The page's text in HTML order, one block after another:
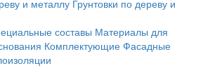
и металлу Грунтовки по дереву и
составы Материалы для
Комплектующие Фасадные